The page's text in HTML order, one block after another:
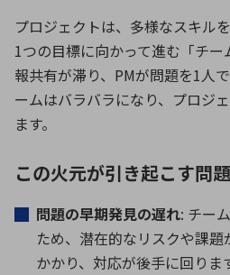
プロジェクトは、多様なスキル
1つの目標に向かって進む「チ
報共有が滞り、PMが問題を1人
ームはバラバラになり、プロジ
ます。
この火元が引き起こす問
問題の早期発見の遅れ: チー
ため、潜在的なリスクや課
かかり、対応が後手に回りま